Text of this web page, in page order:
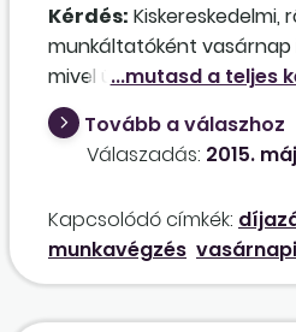
Kérdés:
munkáltatóként vasárnap
mivel üzlethelyiségünk
négyzetmétert nem
időszakban a
munkaidőben a készlet
végzik, illetve egyikük, aki
kasszánál dolgozik. Ez
15-e előtt is mindig
kérdésem, hogy milyen
Tovább a válaszhoz
Válaszadás: 2015.
Kapcsolódó címkék:
munkavégzés